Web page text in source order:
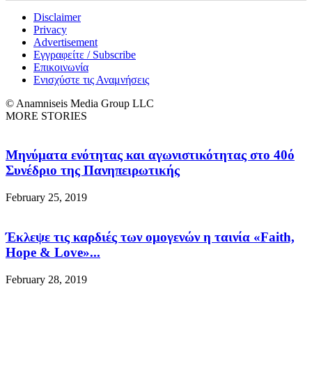
Disclaimer
Privacy
Advertisement
Εγγραφείτε / Subscribe
Επικοινωνία
Ενισχύστε τις Αναμνήσεις
© Anamniseis Media Group LLC
MORE STORIES
Μηνύματα ενότητας και αγωνιστικότητας στο 40ό
Συνέδριο της Πανηπειρωτικής
February 25, 2019
Έκλεψε τις καρδιές των ομογενών η ταινία «Faith,
Hope & Love»...
February 28, 2019